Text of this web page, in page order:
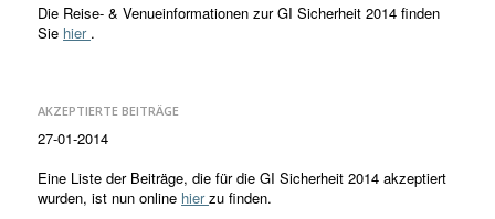
Die Reise- & Venueinformationen zur GI Sicherheit 2014 finden
Sie hier .
AKZEPTIERTE BEITRÄGE
27-01-2014
Eine Liste der Beiträge, die für die GI Sicherheit 2014 akzeptiert
wurden, ist nun online hierzu finden.